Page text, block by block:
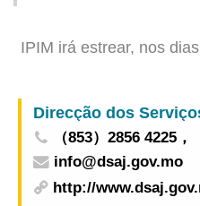
IPIM irá estrear, nos
série de actividades de
dos PLP Lançamento
de “Troca MOP $1 por
vários benefícios de
（853）2856 4225
info@dsaj.gov.mo
http://